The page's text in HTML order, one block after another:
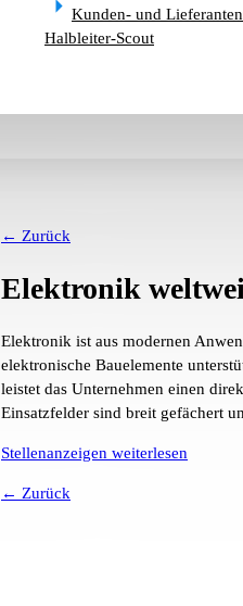
Kunden- und
Halbleiter-Scout
← Zurück
Elektronik
Elektronik ist aus modernen
elektronische Bauelemente
leistet das Unternehmen einen
Einsatzfelder sind breit gefächert
Stellenanzeigen weiterlesen
← Zurück